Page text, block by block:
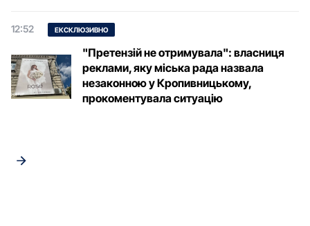
12:52 ЕКСКЛЮЗИВНО
"Претензій не отримувала": власниця
реклами, яку міська рада назвала
незаконною у Кропивницькому,
прокоментувала ситуацію